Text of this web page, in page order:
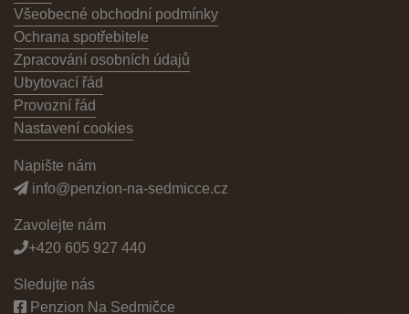
Všeobecné obchodní podmínky
Ochrana spotřebitele
Zpracování osobních údajů
Ubytovací řád
Provozní řád
Nastavení cookies
Napište nám
info@penzion-na-sedmicce.cz
Zavolejte nám
+420 605 927 440
Sledujte nás
Penzion Na Sedmičce